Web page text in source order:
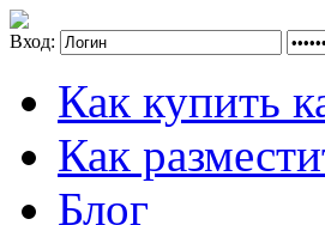
Вход:
Как купить
Как
Блог